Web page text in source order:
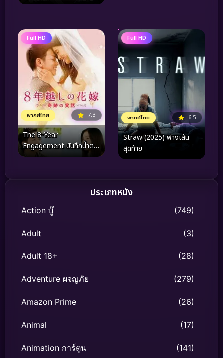
Full HD
พากย์ไทย 7.3
The 8-Year
Engagement บันทึกน้ำตา
รัก 8 ปี (2017)
Full HD
พากย์ไทย 6.5
Straw (2025) ฟางเส้น
สุดท้าย
ประเภทหนัง
Action บู๊ (749)
Adult (3)
Adult 18+ (28)
Adventure ผจญภัย (279)
Amazon Prime (26)
Animal (17)
Animation การ์ตูน (141)